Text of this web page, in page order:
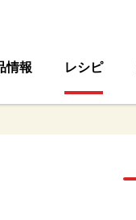
情報 レシピ